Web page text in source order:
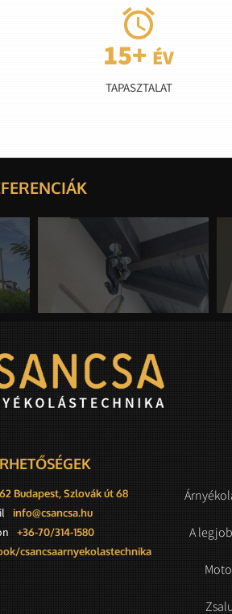

TAPASZTALAT
Budapest, Szlovák út 68
info@csancsa.hu
+36-70/314-1580
csancsaarnyekolastechnika
A